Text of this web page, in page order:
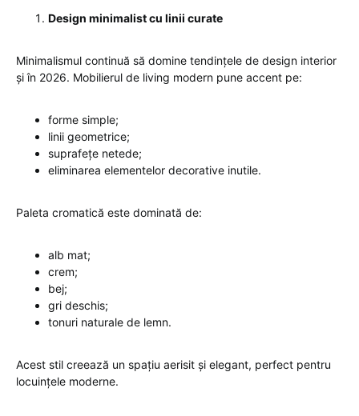
Design minimalist cu linii curate
Minimalismul continuă să domine tendințele de design interior
și în 2026. Mobilierul de living modern pune accent pe:
forme simple;
linii geometrice;
suprafețe netede;
eliminarea elementelor decorative inutile.
Paleta cromatică este dominată de:
alb mat;
crem;
bej;
gri deschis;
tonuri naturale de lemn.
Acest stil creează un spațiu aerisit și elegant, perfect pentru
locuințele moderne.